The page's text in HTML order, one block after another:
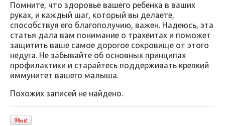
Помните, что здоровье вашего ребенка в ваших
руках, и каждый шаг, который вы делаете,
способствуя его благополучию, важен. Надеюсь, эта
статья дала вам понимание о трахеитах и поможет
защитить ваше самое дорогое сокровище от этого
недуга. Не забывайте об основных принципах
профилактики и старайтесь поддерживать крепкий
иммунитет вашего малыша.
Похожих записей не найдено.